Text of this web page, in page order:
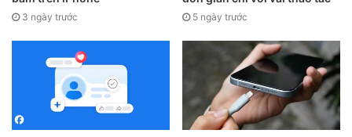
3 ngày trước 5 ngày trước